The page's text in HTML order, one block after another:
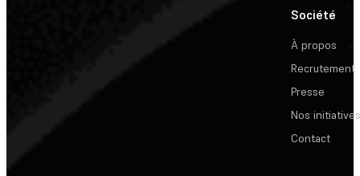
Société
À propos
Recrutement
Presse
Nos initiatives
Contact